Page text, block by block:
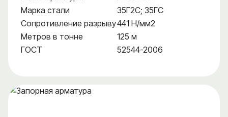
Марка стали
35Г2С; 35ГС
Сопротивление разрыву441 Н/мм2
Метров в тонне
125 м
ГОСТ
52544-2006